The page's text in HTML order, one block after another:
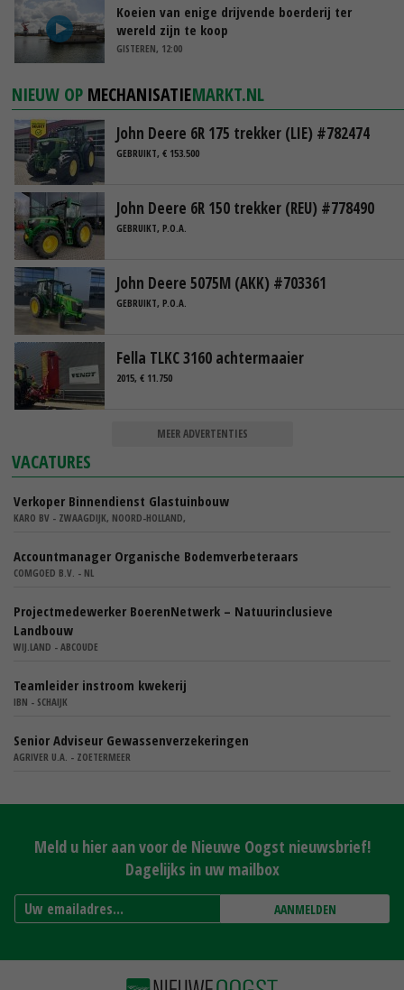
Koeien van enige drijvende boerderij ter
wereld zijn te koop
GISTEREN, 12:00
NIEUW OP MECHANISATIEMARKT.NL
John Deere 6R 175 trekker (LIE) #782474
GEBRUIKT, € 153.500
John Deere 6R 150 trekker (REU) #778490
GEBRUIKT, P.O.A.
John Deere 5075M (AKK) #703361
GEBRUIKT, P.O.A.
Fella TLKC 3160 achtermaaier
2015, € 11.750
MEER ADVERTENTIES
VACATURES
Verkoper Binnendienst Glastuinbouw
KARO BV - ZWAAGDIJK, NOORD-HOLLAND,
Accountmanager Organische Bodemverbeteraars
COMGOED B.V. - NL
Projectmedewerker BoerenNetwerk – Natuurinclusieve
Landbouw
WIJ.LAND - ABCOUDE
Teamleider instroom kwekerij
IBN - SCHAIJK
Senior Adviseur Gewassenverzekeringen
AGRIVER U.A. - ZOETERMEER
Meld u hier aan voor de Nieuwe Oogst nieuwsbrief!
Dagelijks in uw mailbox
AANMELDEN